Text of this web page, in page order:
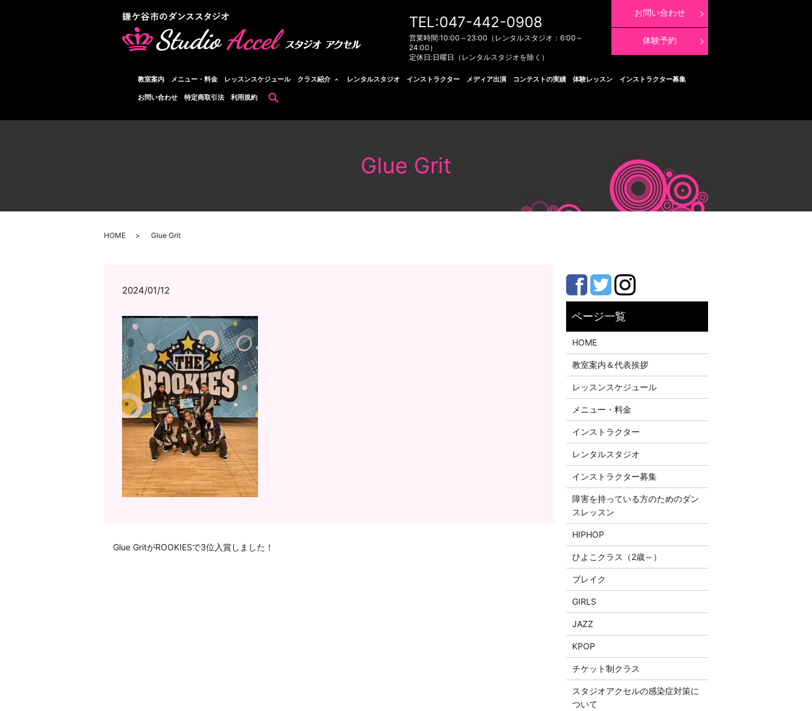
教室案内 メニュー・料金 レッスンスケジュール クラス紹介 レンタルスタジオ インストラクター メディア出演 コンテストの実績 体験レッスン インストラクター募集
お問い合わせ 特定商取引法 利用規約
TEL:047-442-0908
営業時間:10:00～23:00（レンタルスタジオ：6:00～
24:00）
定休日:日曜日（レンタルスタジオを除く）
お問い合わせ
体験予約
Glue Grit
HOME Glue Grit
2024/01/12
Glue GritがROOKIESで3位入賞しました！
HOME
教室案内＆代表挨拶
レッスンスケジュール
メニュー・料金
インストラクター
レンタルスタジオ
インストラクター募集
障害を持っている方のためのダン
スレッスン
HIPHOP
ひよこクラス（2歳～）
ブレイク
GIRLS
JAZZ
KPOP
チケット制クラス
スタジオアクセルの感染症対策に
ついて